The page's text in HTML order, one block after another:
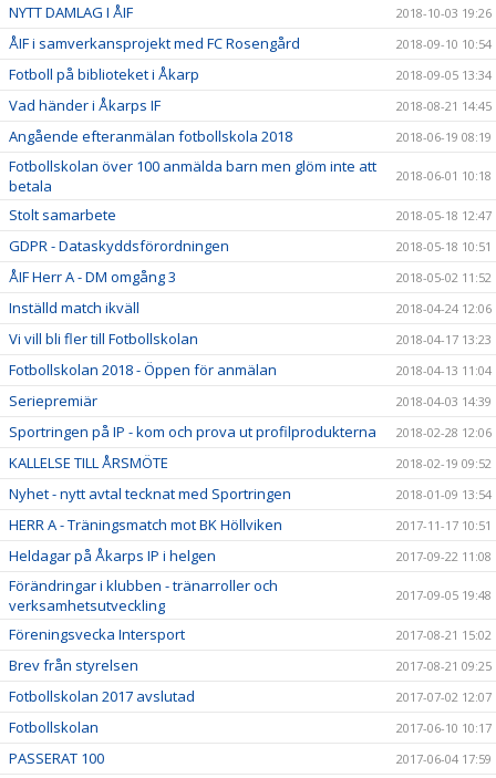
NYTT DAMLAG I ÅIF 2018-10-03 19:26
ÅIF i samverkansprojekt med FC Rosengård 2018-09-10 10:54
Fotboll på biblioteket i Åkarp 2018-09-05 13:34
Vad händer i Åkarps IF 2018-08-21 14:45
Angående efteranmälan fotbollskola 2018 2018-06-19 08:19
Fotbollskolan över 100 anmälda barn men glöm inte att
betala
2018-06-01 10:18
Stolt samarbete 2018-05-18 12:47
GDPR - Dataskyddsförordningen 2018-05-18 10:51
ÅIF Herr A - DM omgång 3 2018-05-02 11:52
Inställd match ikväll 2018-04-24 12:06
Vi vill bli fler till Fotbollskolan 2018-04-17 13:23
Fotbollskolan 2018 - Öppen för anmälan 2018-04-13 11:04
Seriepremiär 2018-04-03 14:39
Sportringen på IP - kom och prova ut profilprodukterna 2018-02-28 12:06
KALLELSE TILL ÅRSMÖTE 2018-02-19 09:52
Nyhet - nytt avtal tecknat med Sportringen 2018-01-09 13:54
HERR A - Träningsmatch mot BK Höllviken 2017-11-17 10:51
Heldagar på Åkarps IP i helgen 2017-09-22 11:08
Förändringar i klubben - tränarroller och
verksamhetsutveckling
2017-09-05 19:48
Föreningsvecka Intersport 2017-08-21 15:02
Brev från styrelsen 2017-08-21 09:25
Fotbollskolan 2017 avslutad 2017-07-02 12:07
Fotbollskolan 2017-06-10 10:17
PASSERAT 100 2017-06-04 17:59